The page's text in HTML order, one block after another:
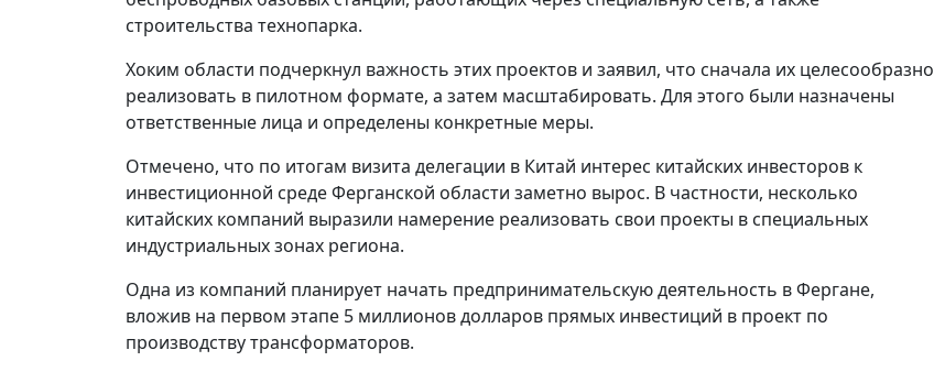
строительства технопарка.
Хоким области подчеркнул важность этих проектов и заявил, что сначала их целесообразно
реализовать в пилотном формате, а затем масштабировать. Для этого были назначены
ответственные лица и определены конкретные меры.
Отмечено, что по итогам визита делегации в Китай интерес китайских инвесторов к
инвестиционной среде Ферганской области заметно вырос. В частности, несколько
китайских компаний выразили намерение реализовать свои проекты в специальных
индустриальных зонах региона.
Одна из компаний планирует начать предпринимательскую деятельность в Фергане,
вложив на первом этапе 5 миллионов долларов прямых инвестиций в проект по
производству трансформаторов.